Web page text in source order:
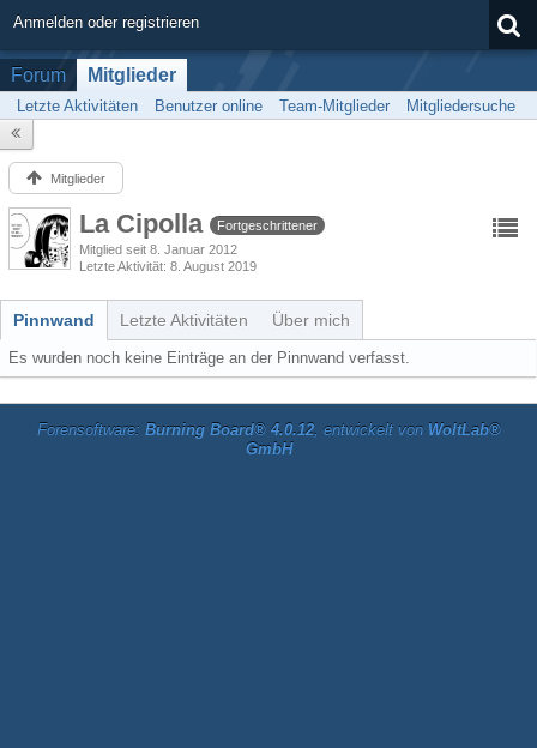
Anmelden oder registrieren
Forum Mitglieder
Letzte Aktivitäten Benutzer online Team-Mitglieder Mitgliedersuche
Mitglieder
La Cipolla
Fortgeschrittener
Mitglied seit 8. Januar 2012
Letzte Aktivität 8. August 2019
Pinnwand Letzte Aktivitäten Über mich
Es wurden noch keine Einträge an der Pinnwand verfasst.
Forensoftware: Burning Board® 4.0.12, entwickelt von WoltLab®
GmbH